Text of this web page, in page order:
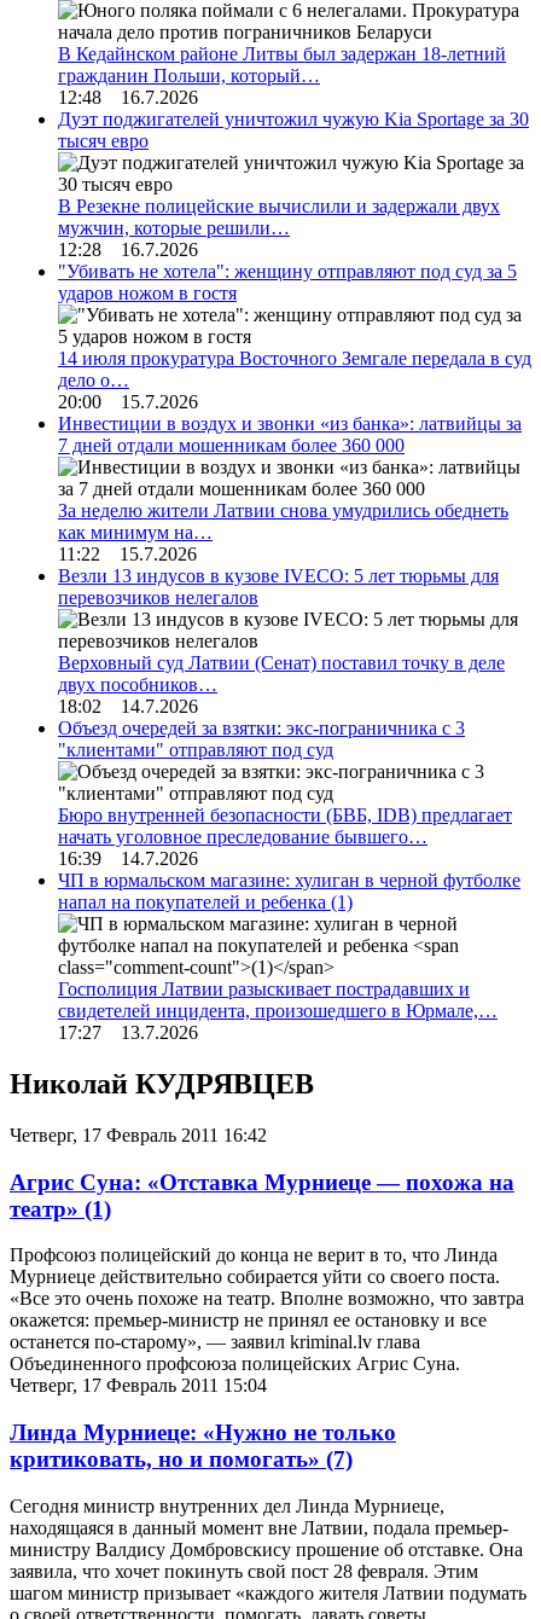
В Кедайнском районе Литвы был задержан 18-летний
гражданин Польши, который…
12:48 16.7.2026
Дуэт поджигателей уничтожил чужую Kia Sportage за 30
тысяч евро
В Резекне полицейские вычислили и задержали двух
мужчин, которые решили…
12:28 16.7.2026
"Убивать не хотела": женщину отправляют под суд за 5
ударов ножом в гостя
14 июля прокуратура Восточного Земгале передала в суд
дело о…
20:00 15.7.2026
Инвестиции в воздух и звонки «из банка»: латвийцы за
7 дней отдали мошенникам более 360 000
За неделю жители Латвии снова умудрились обеднеть
как минимум на…
11:22 15.7.2026
Везли 13 индусов в кузове IVECO: 5 лет тюрьмы для
перевозчиков нелегалов
Верховный суд Латвии (Сенат) поставил точку в деле
двух пособников…
18:02 14.7.2026
Объезд очередей за взятки: экс-пограничника с 3
"клиентами" отправляют под суд
Бюро внутренней безопасности (БВБ, IDB) предлагает
начать уголовное преследование бывшего…
16:39 14.7.2026
ЧП в юрмальском магазине: хулиган в черной футболке
напал на покупателей и ребенка (1)
Госполиция Латвии разыскивает пострадавших и
свидетелей инцидента, произошедшего в Юрмале,…
17:27 13.7.2026
Николай КУДРЯВЦЕВ
Четверг, 17 Февраль 2011 16:42
Агрис Суна: «Отставка Мурниеце — похожа на
театр» (1)
Профсоюз полицейский до конца не верит в то, что Линда
Мурниеце действительно собирается уйти со своего поста.
«Все это очень похоже на театр. Вполне возможно, что завтра
окажется: премьер-министр не принял ее остановку и все
останется по-старому», — заявил kriminal.lv глава
Объединенного профсоюза полицейских Агрис Суна.
Четверг, 17 Февраль 2011 15:04
Линда Мурниеце: «Нужно не только
критиковать, но и помогать» (7)
Сегодня министр внутренних дел Линда Мурниеце,
находящаяся в данный момент вне Латвии, подала премьер-
министру Валдису Домбровскису прошение об отставке. Она
заявила, что хочет покинуть свой пост 28 февраля. Этим
шагом министр призывает «каждого жителя Латвии подумать
о своей ответственности, помогать, давать советы,